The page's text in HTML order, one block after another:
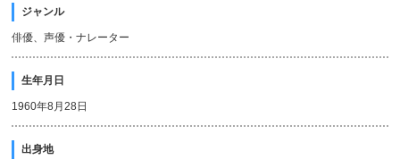
ジャンル
俳優、声優・ナレーター
生年月日
1960年8月28日
出身地